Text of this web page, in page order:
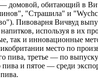
домовой, обитающий в
"Страшила" и
Пивоварня Вичвуд
используя в их
так и инновационные
место по
пива, третье — по
пива и пятое — среди